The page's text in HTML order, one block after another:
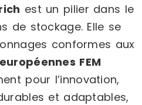
est un pilier dans le
de stockage. Elle se
conformes aux
FEM
pour l’innovation,
et adaptables,